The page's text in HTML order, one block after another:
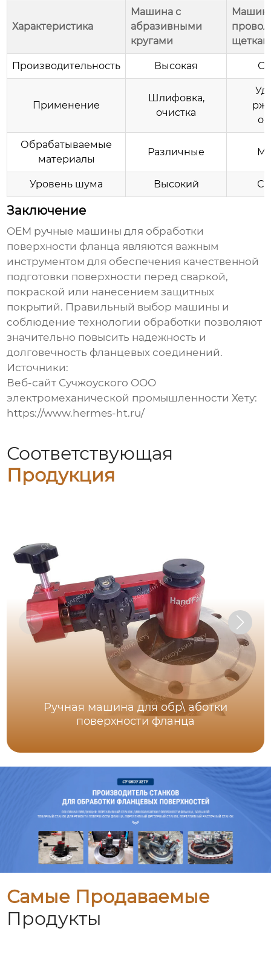
Характеристика
Машина с
абразивными
кругами
Производительность Высокая
Применение
Шлифовка,
очистка
Обрабатываемые
материалы
Различные
Уровень шума Высокий
Заключение
OEM ручные машины для обработки
поверхности фланца являются важным
инструментом для обеспечения качественной
подготовки поверхности перед сваркой,
покраской или нанесением защитных
покрытий. Правильный выбор машины и
соблюдение технологии обработки позволяют
значительно повысить надежность и
долговечность фланцевых соединений.
Источники:
Веб-сайт Сучжоуского ООО
электромеханической промышленности Хету:
https://www.hermes-ht.ru/
Соответствующая
Продукция
Ручная машина для обр\ аботки
поверхности фланца
Самые Продаваемые
Продукты